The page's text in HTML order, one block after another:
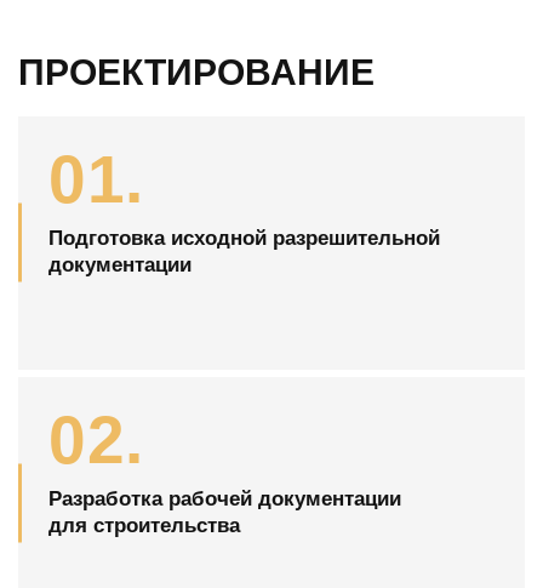
ПРОЕКТИРОВАНИЕ
01.
Подготовка исходной разрешительной
документации
02.
Разработка рабочей документации
для строительства